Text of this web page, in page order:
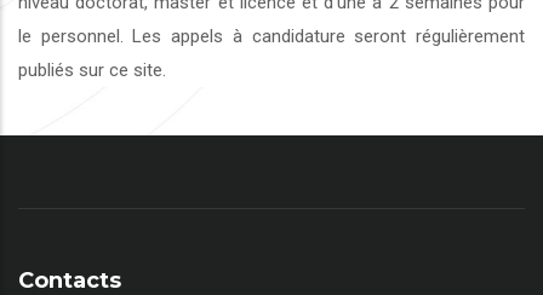
le personnel. Les appels à candidature seront régulièrement
publiés sur ce site.
Contacts